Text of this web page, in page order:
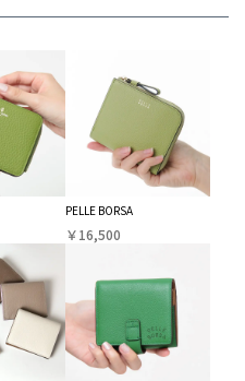
PELLE BORSA
￥16,500